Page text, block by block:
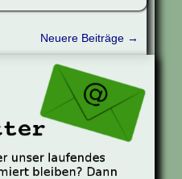
Neuere Beiträge →